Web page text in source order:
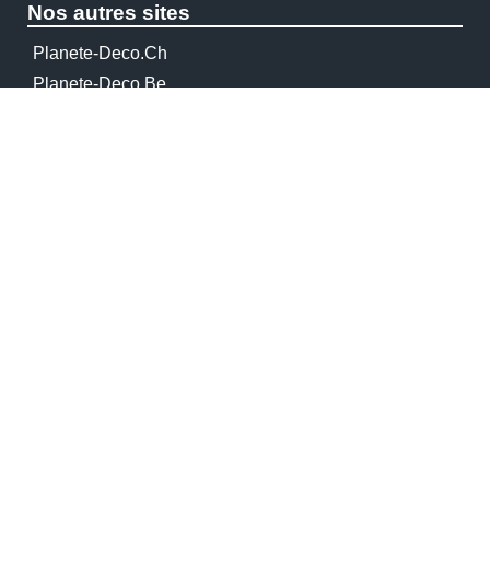
Nos autres sites
Planete-Deco.ch
Planete-Deco.be